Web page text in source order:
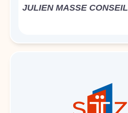
JULIEN MASSE CONSEIL